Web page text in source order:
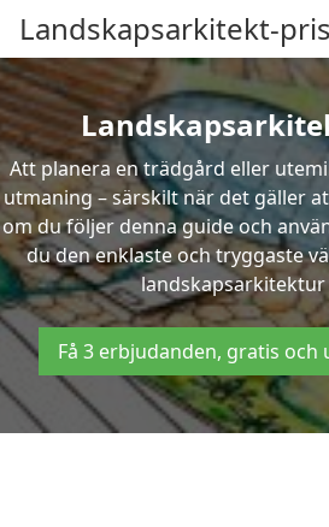
Landskapsarkitekt-
Att planera en trädgård eller
utmaning – särskilt när det gäller
om du följer denna guide och
du den enklaste och tryggaste
landskapsarkitektur
Få 3 erbjudanden, gratis